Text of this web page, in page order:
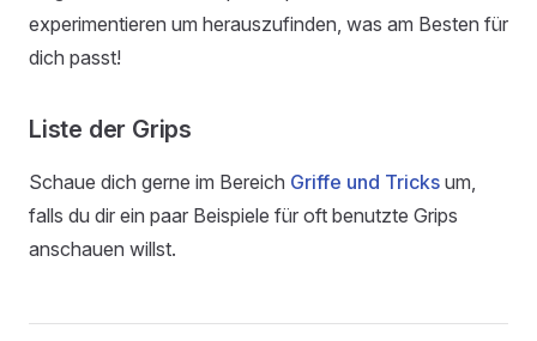
experimentieren um herauszufinden, was am Besten für
dich passt!
Liste der Grips
Schaue dich gerne im Bereich Griffe und Tricks um,
falls du dir ein paar Beispiele für oft benutzte Grips
anschauen willst.